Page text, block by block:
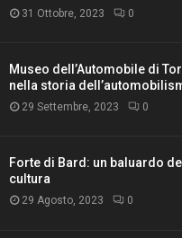
31 Ottobre, 2023 0
Museo dell’Automobile di
nella storia
29 Settembre, 2023 0
Forte di Bard: un baluardo
cultura
29 Agosto, 2023 0